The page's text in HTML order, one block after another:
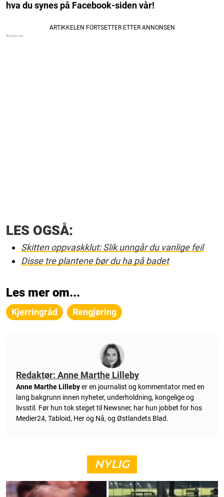
hva du synes på Facebook-siden vår!
LES OGSÅ:
Skitten oppvaskklut: Slik unngår du vanlige feil
Disse tre plantene bør du ha på badet
Les mer om...
Kjerringråd Rengjøring
Redaktør: Anne Marthe Lilleby
Anne Marthe Lillebyer en journalist og kommentator med en
lang bakgrunn innen nyheter, underholdning, kongelige og
livsstil. Før hun tok steget til Newsner, har hun jobbet for hos
Medier24, Tabloid, Her og Nå, og Østlandets Blad.
NYLIG